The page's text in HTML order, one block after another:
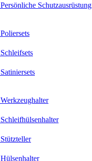
Persönliche Schutzausrüstung
Poliersets
Schleifsets
Satiniersets
Werkzeughalter
Schleifhülsenhalter
Stützteller
Hülsenhalter